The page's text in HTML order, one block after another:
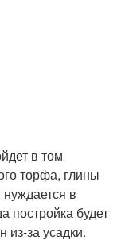
в том
торфа, глины
в
постройка будет
из-за усадки.